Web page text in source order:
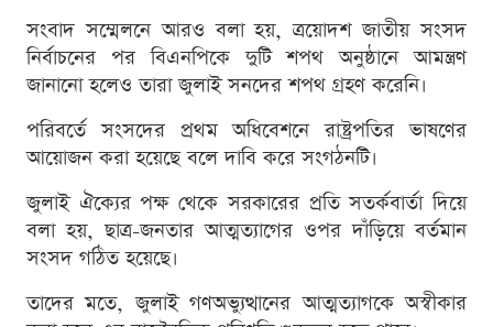
সংবাদ সম্মেলনে আরও বলা হয়, ত্রয়োদশ জাতীয় সংসদ
নির্বাচনের পর বিএনপিকে দুটি শপথ অনুষ্ঠানে আমন্ত্রণ
জানানো হলেও তারা জুলাই সনদের শপথ গ্রহণ করেনি।
পরিবর্তে সংসদের প্রথম অধিবেশনে রাষ্ট্রপতির ভাষণের
আয়োজন করা হয়েছে বলে দাবি করে সংগঠনটি।
জুলাই ঐক্যের পক্ষ থেকে সরকারের প্রতি সতর্কবার্তা দিয়ে
বলা হয়, ছাত্র-জনতার আত্মত্যাগের ওপর দাঁড়িয়ে বর্তমান
সংসদ গঠিত হয়েছে।
তাদের মতে, জুলাই গণঅভ্যুত্থানের আত্মত্যাগকে অস্বীকার